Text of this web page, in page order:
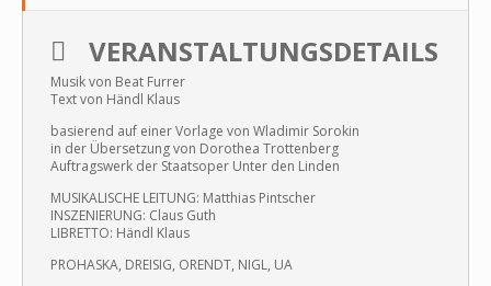
VERANSTALTUNGSDETAILS
Musik von Beat Furrer
Text von Händl Klaus
basierend auf einer Vorlage von Wladimir Sorokin
in der Übersetzung von Dorothea Trottenberg
Auftragswerk der Staatsoper Unter den Linden
MUSIKALISCHE LEITUNG: Matthias Pintscher
INSZENIERUNG: Claus Guth
LIBRETTO: Händl Klaus
PROHASKA, DREISIG, ORENDT, NIGL, UA